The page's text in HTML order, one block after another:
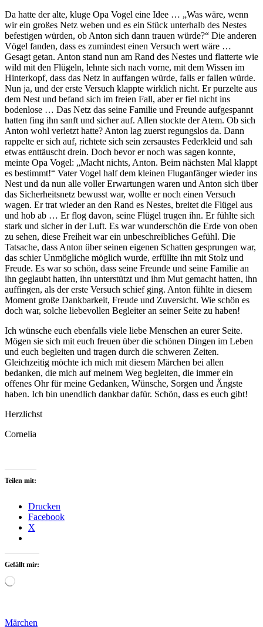
Da hatte der alte, kluge Opa Vogel eine Idee … „Was wäre, wenn
wir ein großes Netz weben und es ein Stück unterhalb des Nestes
befestigen würden, ob Anton sich dann trauen würde?“ Die anderen
Vögel fanden, dass es zumindest einen Versuch wert wäre …
Gesagt getan. Anton stand nun am Rand des Nestes und flatterte wie
wild mit den Flügeln, lehnte sich nach vorne, mit dem Wissen im
Hinterkopf, dass das Netz in auffangen würde, falls er fallen würde.
Nun ja, und der erste Versuch klappte wirklich nicht. Er purzelte aus
dem Nest und befand sich im freien Fall, aber er fiel nicht ins
bodenlose … Das Netz das seine Familie und Freunde aufgespannt
hatten fing ihn sanft und sicher auf. Allen stockte der Atem. Ob sich
Anton wohl verletzt hatte? Anton lag zuerst regungslos da. Dann
rappelte er sich auf, richtete sich sein zersaustes Federkleid und sah
etwas enttäuscht drein. Doch bevor er noch was sagen konnte,
meinte Opa Vogel: „Macht nichts, Anton. Beim nächsten Mal klappt
es bestimmt!“ Vater Vogel half dem kleinen Fluganfänger wieder ins
Nest und da nun alle voller Erwartungen waren und Anton sich über
das Sicherheitsnetz bewusst war, wollte er noch einen Versuch
wagen. Er trat wieder an den Rand es Nestes, breitet die Flügel aus
und hob ab … Er flog davon, seine Flügel trugen ihn. Er fühlte sich
stark und sicher in der Luft. Es war wunderschön die Erde von oben
zu sehen, diese Freiheit war ein unbeschreibliches Gefühl. Die
Tatsache, dass Anton über seinen eigenen Schatten gesprungen war,
das schier Unmögliche möglich wurde, erfüllte ihn mit Stolz und
Freude. Es war so schön, dass seine Freunde und seine Familie an
ihn geglaubt hatten, ihn unterstützt und ihm Mut gemacht hatten, ihn
auffingen, als der erste Versuch schief ging. Anton fühlte in diesem
Moment große Dankbarkeit, Freude und Zuversicht. Wie schön es
doch war, solche liebevollen Begleiter an seiner Seite zu haben!
Ich wünsche euch ebenfalls viele liebe Menschen an eurer Seite.
Mögen sie sich mit euch freuen über die schönen Dingen im Leben
und euch begleiten und tragen durch die schweren Zeiten.
Gleichzeitig möchte ich mich mit diesem Märchen bei allen
bedanken, die mich auf meinem Weg begleiten, die immer ein
offenes Ohr für meine Gedanken, Wünsche, Sorgen und Ängste
haben. Ich bin unendlich dankbar dafür. Schön, dass es euch gibt!
Herzlichst
Cornelia
Teilen mit:
Drucken
Facebook
X
Gefällt mir:
Wird
Märchen